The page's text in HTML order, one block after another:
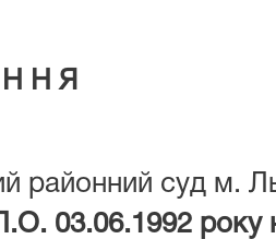
Н Я
районний суд м.
03.06.1992 року